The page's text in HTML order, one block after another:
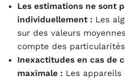
Les estimations ne sont
individuellement : Les
sur des valeurs
compte des
Inexactitudes en cas de
maximale : Les